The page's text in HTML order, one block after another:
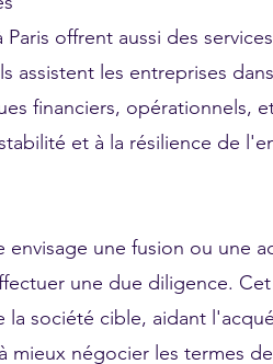
offrent aussi des
assistent les entreprises
financiers, opérationnels,
et à la résilience de
envisage une fusion ou une
une due diligence.
la société cible, aidant
mieux négocier les termes